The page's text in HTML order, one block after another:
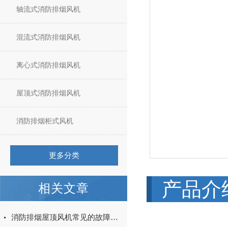
轴流式消防排烟风机
混流式消防排烟风机
离心式消防排烟风机
屋顶式消防排烟风机
消防排烟柜式风机
更多分类
相关文章
消防排烟屋顶风机常见的故障解决方法介绍
产品介